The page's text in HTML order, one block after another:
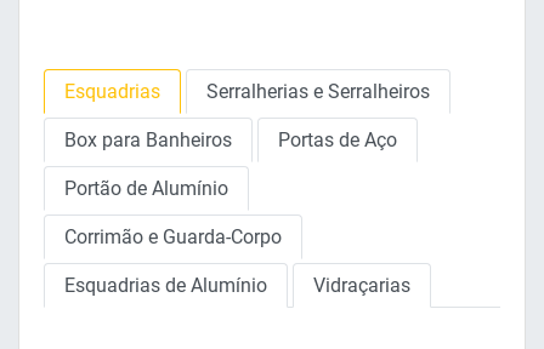
Esquadrias Serralherias e Serralheiros
Box para Banheiros Portas de Aço
Portão de Alumínio
Corrimão e Guarda-Corpo
Esquadrias de Alumínio Vidraçarias